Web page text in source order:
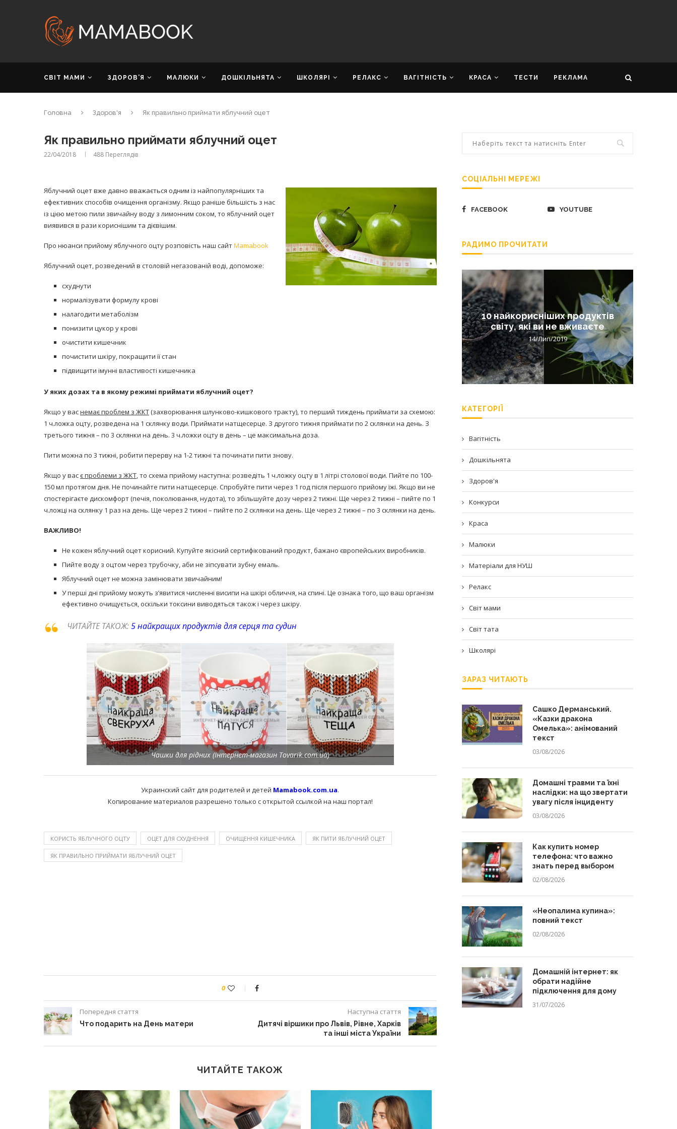
СВІТ МАМИ ЗДОРОВ’Я МАЛЮКИ ДОШКІЛЬНЯТА ШКОЛЯРІ РЕЛАКС ВАГІТНІСТЬ КРАСА ТЕСТИ РЕКЛАМА
Головна Здоров'я Як правильно приймати яблучний оцет
Як правильно приймати яблучний оцет
22/04/2018 488 Переглядів
Яблучний оцет вже давно вважається одним із найпопулярніших та
ефективних способів очищення організму. Якщо раніше більшість з нас
із цією метою пили звичайну воду з лимонним соком, то яблучний оцет
виявився в рази кориснішим та дієвішим.
Про нюанси прийому яблучного оцту розповість наш сайтMamabook
Яблучний оцет, розведений в столовій негазованій воді, допоможе:
схуднути
нормалізувати формулу крові
налагодити метаболізм
понизити цукор у крові
очистити кишечник
почистити шкіру, покращити її стан
підвищити імунні властивості кишечника
У яких дозах та в якому режимі приймати яблучний оцет?
Якщо у васнемає проблем з ЖКТ(захворювання шлунково-кишкового тракту), то перший тиждень приймати за схемою:
1 ч.ложка оцту, розведена на 1 склянку води. Приймати натщесерце. З другого тижня приймати по 2 склянки на день. З
третього тижня – по 3 склянки на день. 3 ч.ложки оцту в день – це максимальна доза.
Пити можна по 3 тижні, робити перерву на 1-2 тижні та починати пити знову.
Якщо у васє проблеми з ЖКТ, то схема прийому наступна: розведіть 1 ч.ложку оцту в 1 літрі столової води. Пийте по 100-
150 мл протягом дня. Не починайте пити натщесерце. Спробуйте пити через 1 год після першого прийому їжі. Якщо ви не
спостерігаєте дискомфорт (печія, поколювання, нудота), то збільшуйте дозу через 2 тижні. Ще через 2 тижні – пийте по 1
ч.ложці на склянку 1 раз на день. Ще через 2 тижні – пийте по 2 склянки на день. Ще через 2 тижні – по 3 склянки на день.
ВАЖЛИВО!
Не кожен яблучний оцет корисний. Купуйте якісний сертифікований продукт, бажано європейських виробників.
Пийте воду з оцтом через трубочку, аби не зіпсувати зубну емаль.
Яблучний оцет не можна замінювати звичайним!
У перші дні прийому можуть з’явитися численні висипи на шкірі обличчя, на спині. Це ознака того, що ваш організм
ефективно очищується, оскільки токсини виводяться також і через шкіру.
ЧИТАЙТЕ ТАКОЖ:5 найкращих продуктів для серця та судин
Чашки для рідних (Інтернет-магазин Tovarik.com.ua)
Украинский сайт для родителей и детей Mamabook.com.ua.
Копирование материалов разрешено только с открытой ссылкой на наш портал!
КОРИСТЬ ЯБЛУЧНОГО ОЦТУ ОЦЕТ ДЛЯ СХУДНЕННЯ ОЧИЩЕННЯ КИШЕЧНИКА ЯК ПИТИ ЯБЛУЧНИЙ ОЦЕТ
ЯК ПРАВИЛЬНО ПРИЙМАТИ ЯБЛУЧНИЙ ОЦЕТ
0
Попередня стаття
Что подарить на День матери
Наступна стаття
Дитячі віршики про Львів, Рівне, Харків
та інші міста України
ЧИТАЙТЕ ТАКОЖ
СОЦІАЛЬНІ МЕРЕЖІ
FACEBOOK YOUTUBE
РАДИМО ПРОЧИТАТИ
принимать
никакого кипятка
10 найкорисніших продуктів
світу, які ви не вживаєте
14/Лип/2019
КАТЕГОРІЇ
Вагітність
Дошкільнята
Здоров'я
Конкурси
Краса
Малюки
Матеріали для НУШ
Релакс
Світ мами
Світ тата
Школярі
ЗАРАЗ ЧИТАЮТЬ
Сашко Дерманський.
«Казки дракона
Омелька»: анімований
текст
03/08/2026
Домашні травми та їхні
наслідки: на що звертати
увагу після інциденту
03/08/2026
Как купить номер
телефона: что важно
знать перед выбором
02/08/2026
«Неопалима купина»:
повний текст
02/08/2026
Домашній інтернет: як
обрати надійне
підключення для дому
31/07/2026